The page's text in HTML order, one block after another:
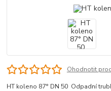
Ohodnotit
HT koleno 87° DN 50 Odpadní